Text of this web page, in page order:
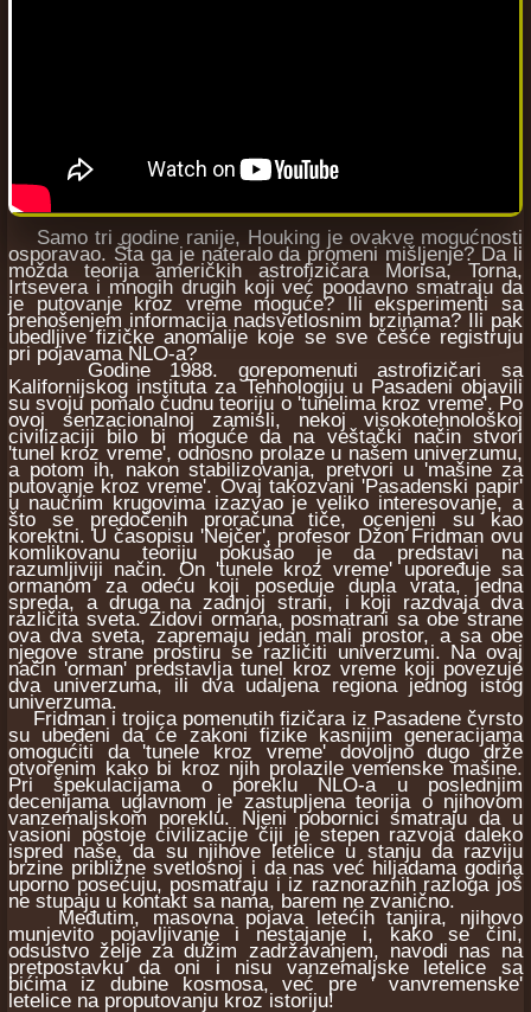
Samo tri godine ranije, Houking je ovakve mogućnosti
osporavao. Šta ga je nateralo da promeni mišljenje? Da li
možda teorija američkih astrofizičara Morisa, Torna,
Irtsevera i mnogih drugih koji već poodavno smatraju da
je putovanje kroz vreme moguće? Ili eksperimenti sa
prenošenjem informacija nadsvetlosnim brzinama? Ili pak
ubedljive fizičke anomalije koje se sve češće registruju
pri pojavama NLO-a?
Godine 1988. gorepomenuti astrofizičari sa
Kalifornijskog instituta za Tehnologiju u Pasadeni objavili
su svoju pomalo čudnu teoriju o 'tunelima kroz vreme'. Po
ovoj senzacionalnoj zamisli, nekoj visokotehnološkoj
civilizaciji bilo bi moguće da na veštački način stvori
'tunel kroz vreme', odnosno prolaze u našem univerzumu,
a potom ih, nakon stabilizovanja, pretvori u 'mašine za
putovanje kroz vreme'. Ovaj takozvani 'Pasadenski papir'
u naučnim krugovima izazvao je veliko interesovanje, a
što se predočenih proračuna tiče, ocenjeni su kao
korektni. U časopisu 'Nejčer', profesor Džon Fridman ovu
komlikovanu teoriju pokušao je da predstavi na
razumljiviji način. On 'tunele kroz vreme' upoređuje sa
ormanom za odeću koji poseduje dupla vrata, jedna
spreda, a druga na zadnjoj strani, i koji razdvaja dva
različita sveta. Zidovi ormana, posmatrani sa obe strane
ova dva sveta, zapremaju jedan mali prostor, a sa obe
njegove strane prostiru se različiti univerzumi. Na ovaj
način 'orman' predstavlja tunel kroz vreme koji povezuje
dva univerzuma, ili dva udaljena regiona jednog istog
univerzuma.
Fridman i trojica pomenutih fizičara iz Pasadene čvrsto
su ubeđeni da će zakoni fizike kasnijim generacijama
omogućiti da 'tunele kroz vreme' dovoljno dugo drže
otvorenim kako bi kroz njih prolazile vemenske mašine.
Pri špekulacijama o poreklu NLO-a u poslednjim
decenijama uglavnom je zastupljena teorija o njihovom
vanzemaljskom poreklu. Njeni pobornici smatraju da u
vasioni postoje civilizacije čiji je stepen razvoja daleko
ispred naše, da su njihove letelice u stanju da razviju
brzine približne svetlosnoj i da nas već hiljadama godina
uporno posećuju, posmatraju i iz raznoraznih razloga još
ne stupaju u kontakt sa nama, barem ne zvanično.
Međutim, masovna pojava letećih tanjira, njihovo
munjevito pojavljivanje i nestajanje i, kako se čini,
odsustvo želje za dužim zadržavanjem, navodi nas na
pretpostavku da oni i nisu vanzemaljske letelice sa
bićima iz dubine kosmosa, već pre ' vanvremenske'
letelice na proputovanju kroz istoriju!